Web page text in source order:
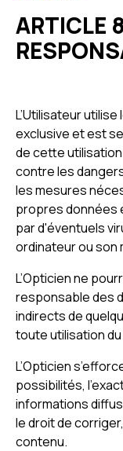
ARTICLE
L’Utilisateur
exclusive et est
de cette
contre les
les mesures
propres données
par d'éventuels
ordinateur ou son
L’Opticien ne
responsable des
indirects de
toute utilisation
L’Opticien
possibilités,
informations
le droit de
contenu.